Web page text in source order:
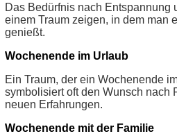
Das Bedürfnis nach Entspannung
einem Traum zeigen, in dem man
genießt.
Wochenende im Urlaub
Ein Traum, der ein Wochenende
symbolisiert oft den Wunsch nach
neuen Erfahrungen.
Wochenende mit der Familie